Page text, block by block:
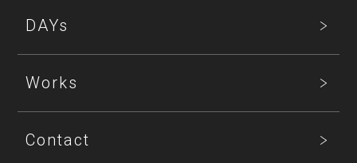
DAYs
Works
Contact